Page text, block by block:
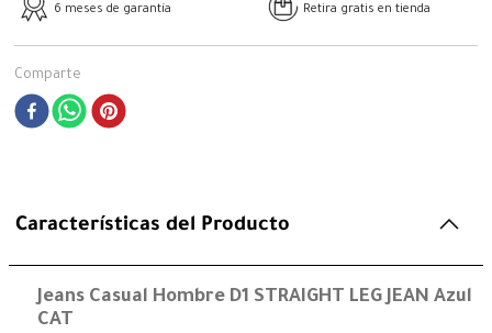
6 meses de garantía Retira gratis en tienda
Comparte
Características del Producto
Jeans Casual Hombre D1 STRAIGHT LEG JEAN Azul
CAT